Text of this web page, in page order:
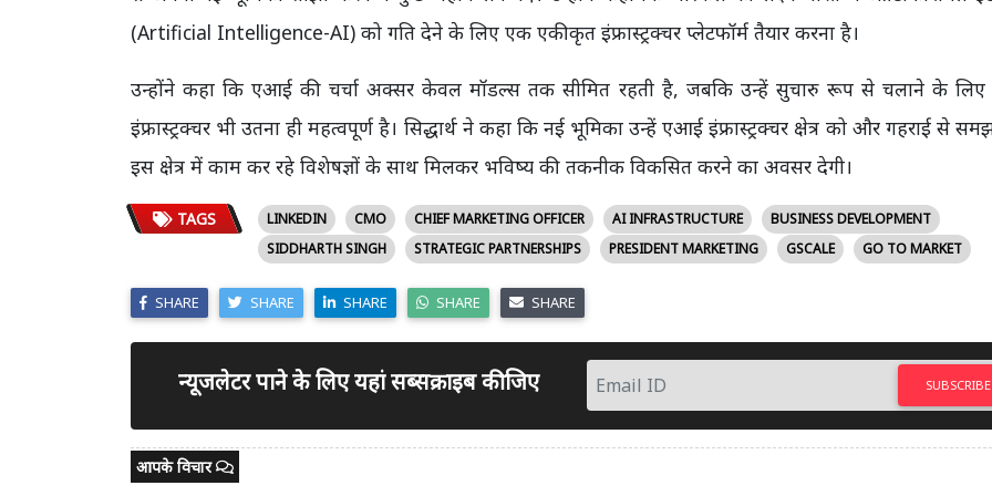
(Artificial Intelligence-AI) को गति देने के लिए एक एकीकृत इंफ्रास्ट्रक्चर प्लेटफॉर्म तैयार करना है।
उन्होंने कहा कि एआई की चर्चा अक्सर केवल मॉडल्स तक सीमित रहती है, जबकि उन्हें सुचारु रूप से चलाने के
इंफ्रास्ट्रक्चर भी उतना ही महत्वपूर्ण है। सिद्धार्थ ने कहा कि नई भूमिका उन्हें एआई इंफ्रास्ट्रक्चर क्षेत्र को और गहराई से
इस क्षेत्र में काम कर रहे विशेषज्ञों के साथ मिलकर भविष्य की तकनीक विकसित करने का अवसर देगी।
TAGS LINKEDIN CMO CHIEF MARKETING OFFICER AI INFRASTRUCTURE
BUSINESS DEVELOPMENT
SIDDHARTH SINGH
STRATEGIC PARTNERSHIPS PRESIDENT MARKETING GSCALE GO TO MARKET
SHARE SHARE SHARE SHARE SHARE
न्यूजलेटर पाने के लिए यहां सब्सक्राइब कीजिए SUBSCRIBE
आपके विचार